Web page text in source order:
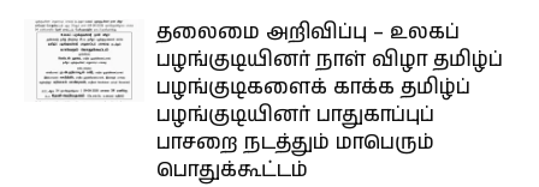
தலைமை அறிவிப்பு – உலகப்
பழங்குடியினர் நாள் விழா தமிழ்ப்
பழங்குடிகளைக் காக்க தமிழ்ப்
பழங்குடியினர் பாதுகாப்புப்
பாசறை நடத்தும் மாபெரும்
பொதுக்கூட்டம்